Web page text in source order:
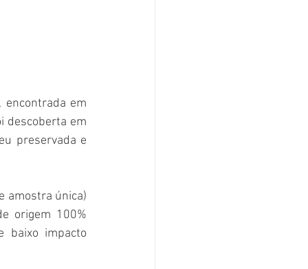
em
descoberta em
preservada e
amostra única)
origem 100%
baixo impacto